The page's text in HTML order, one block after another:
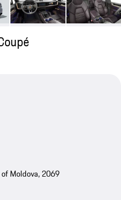
Moldova, 2069